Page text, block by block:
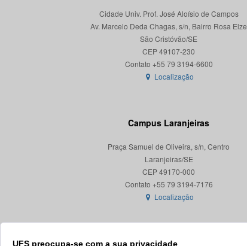
UFS preocupa-se com a sua privacidade
Cidade Univ. Prof. José Aloísio de Campos
Av. Marcelo Deda Chagas, s/n, Bairro Rosa Elze
São Cristóvão/SE
CEP 49107-230
Localização
Campus Laranjeiras
Praça Samuel de Oliveira, s/n, Centro
Laranjeiras/SE
CEP 49170-000
Localização